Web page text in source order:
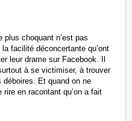
choquant n’est pas
facilité déconcertante qu’ont
leur drame sur Facebook. Il
à se victimiser, à trouver
Et quand on ne
en racontant qu’on a fait